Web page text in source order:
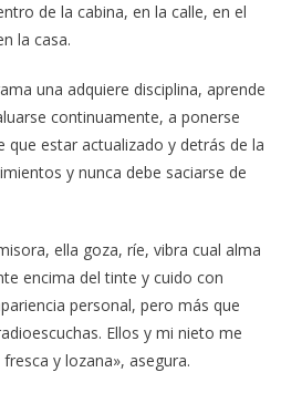
de la cabina, en la calle, en el
la casa.
una adquiere disciplina, aprende
continuamente, a ponerse
que estar actualizado y detrás de la
y nunca debe saciarse de
ella goza, ríe, vibra cual alma
encima del tinte y cuido con
personal, pero más que
Ellos y mi nieto me
y lozana», asegura.